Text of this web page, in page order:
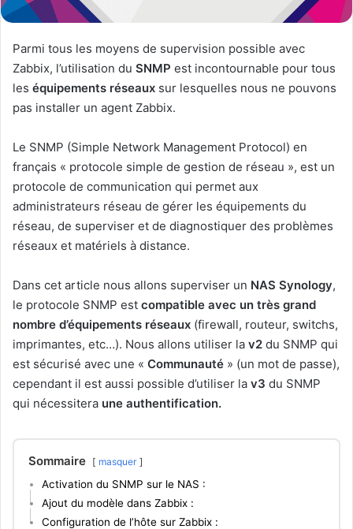
Parmi tous les moyens de supervision possible avec
Zabbix, l’utilisation du SNMP est incontournable pour tous
les équipements réseaux sur lesquelles nous ne pouvons
pas installer un agent Zabbix.
Le SNMP (Simple Network Management Protocol) en
français « protocole simple de gestion de réseau », est un
protocole de communication qui permet aux
administrateurs réseau de gérer les équipements du
réseau, de superviser et de diagnostiquer des problèmes
réseaux et matériels à distance.
Dans cet article nous allons superviser un NAS Synology,
le protocole SNMP est compatible avec un très grand
nombre d’équipements réseaux (firewall, routeur, switchs,
imprimantes, etc…). Nous allons utiliser la v2 du SNMP qui
est sécurisé avec une « Communauté » (un mot de passe),
cependant il est aussi possible d’utiliser la v3 du SNMP
qui nécessitera une authentification.
Sommaire masquer
Activation du SNMP sur le NAS :
Ajout du modèle dans Zabbix :
Configuration de l’hôte sur Zabbix :